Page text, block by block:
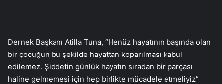
Dernek Başkanı Atilla Tuna, “Henüz hayatının başında olan
bir çocuğun bu şekilde hayattan koparılması kabul
edilemez. Şiddetin günlük hayatın sıradan bir parçası
haline gelmemesi için hep birlikte mücadele etmeliyiz”